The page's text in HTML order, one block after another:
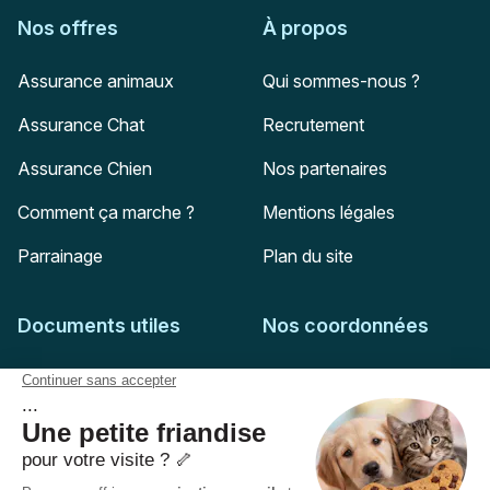
Nos offres
Assurance animaux
Assurance Chat
Assurance Chien
Comment ça marche ?
Parrainage
À propos
Qui sommes-nous ?
Recrutement
Nos partenaires
Mentions légales
Plan du site
Documents utiles
Feuille de soins
Conditions générales
Politique de confidentialité
Nos coordonnées
51-55 rue Hoche
94767
Ivry-sur-Seine
Pas encore client ?